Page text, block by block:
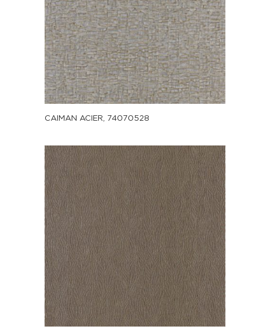
CAIMAN ACIER, 74070528